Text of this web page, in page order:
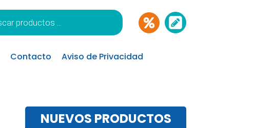
Contacto Aviso de Privacidad
NUEVOS PRODUCTOS